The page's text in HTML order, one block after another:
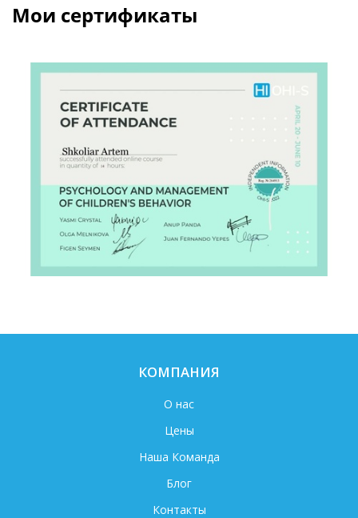
Мои сертификаты
КОМПАНИЯ
О нас
Цены
Наша Команда
Блог
Контакты